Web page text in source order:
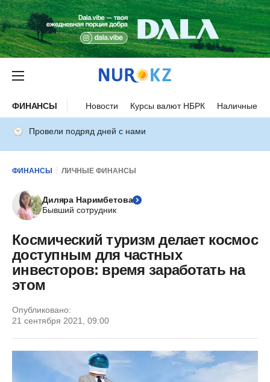
ФИНАНСЫ Новости Курсы валют НБРК Наличные
Провели подряд дней с нами
ФИНАНСЫ ЛИЧНЫЕ ФИНАНСЫ
Диляра Наримбетова
Бывший сотрудник
Космический туризм делает космос
доступным для частных
инвесторов: время заработать на
этом
Опубликовано:
21 сентября 2021, 09:00